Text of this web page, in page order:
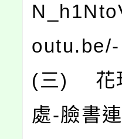
(三) 花
處-臉書